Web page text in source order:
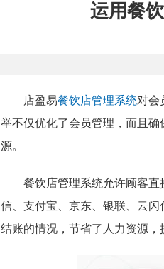
运用餐
店盈易餐饮店管理系统对会
举不仅优化了会员管理，而且
源。
餐饮店管理系统允许顾客直
信、支付宝、京东、银联、云
结账的情况，节省了人力资源，